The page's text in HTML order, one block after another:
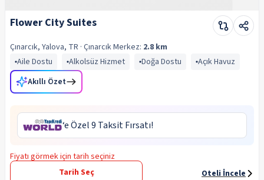
Flower City Suites
Çınarcık, Yalova, TR · ÇınarcıkMerkez: 2.8 km
Aile Dostu
Alkolsüz Hizmet Doğa Dostu
Açık Havuz
Akıllı Özet
‘e Özel 9 Taksit Fırsatı!
Fiyatı görmek için tarih seçiniz
Tarih Seç
Oteli İncele